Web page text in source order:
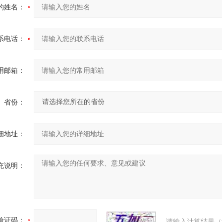
姓名：
电话：
邮箱：
省份：
地址：
说明：
证码：